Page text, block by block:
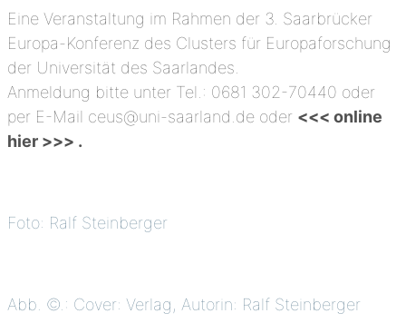
Eine Veranstaltung im Rahmen der 3. Saarbrücker
Europa-Konferenz des Clusters für Europaforschung
der Universität des Saarlandes.
Anmeldung bitte unter Tel.: 0681 302-70440 oder
per E-Mail ceus@uni-saarland.de oder <<< online
hier >>> .
Foto: Ralf Steinberger
Abb. ©.: Cover: Verlag, Autorin: Ralf Steinberger